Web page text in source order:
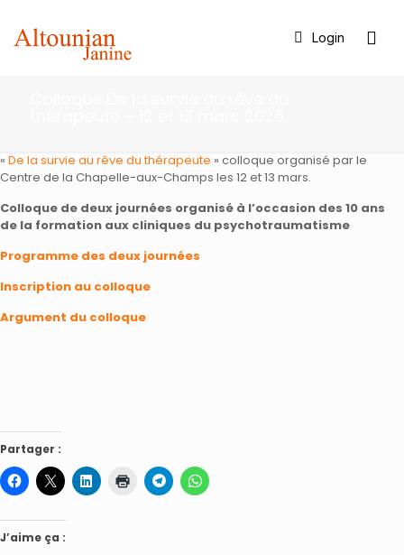
Login
« De la survie au rêve du thérapeute » colloque organisé par le
Centre de la Chapelle-aux-Champs les 12 et 13 mars.
Colloque de deux journées organisé à l’occasion des 10 ans
de la formation aux cliniques du psychotraumatisme
Programme des deux journées
Inscription au colloque
Argument du colloque
Partager :
J’aime ça :